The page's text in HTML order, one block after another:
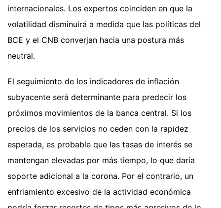
internacionales. Los expertos coinciden en que la
volatilidad disminuirá a medida que las políticas del
BCE y el CNB converjan hacia una postura más
neutral.
El seguimiento de los indicadores de inflación
subyacente será determinante para predecir los
próximos movimientos de la banca central. Si los
precios de los servicios no ceden con la rapidez
esperada, es probable que las tasas de interés se
mantengan elevadas por más tiempo, lo que daría
soporte adicional a la corona. Por el contrario, un
enfriamiento excesivo de la actividad económica